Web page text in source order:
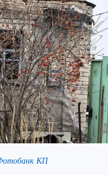
КП